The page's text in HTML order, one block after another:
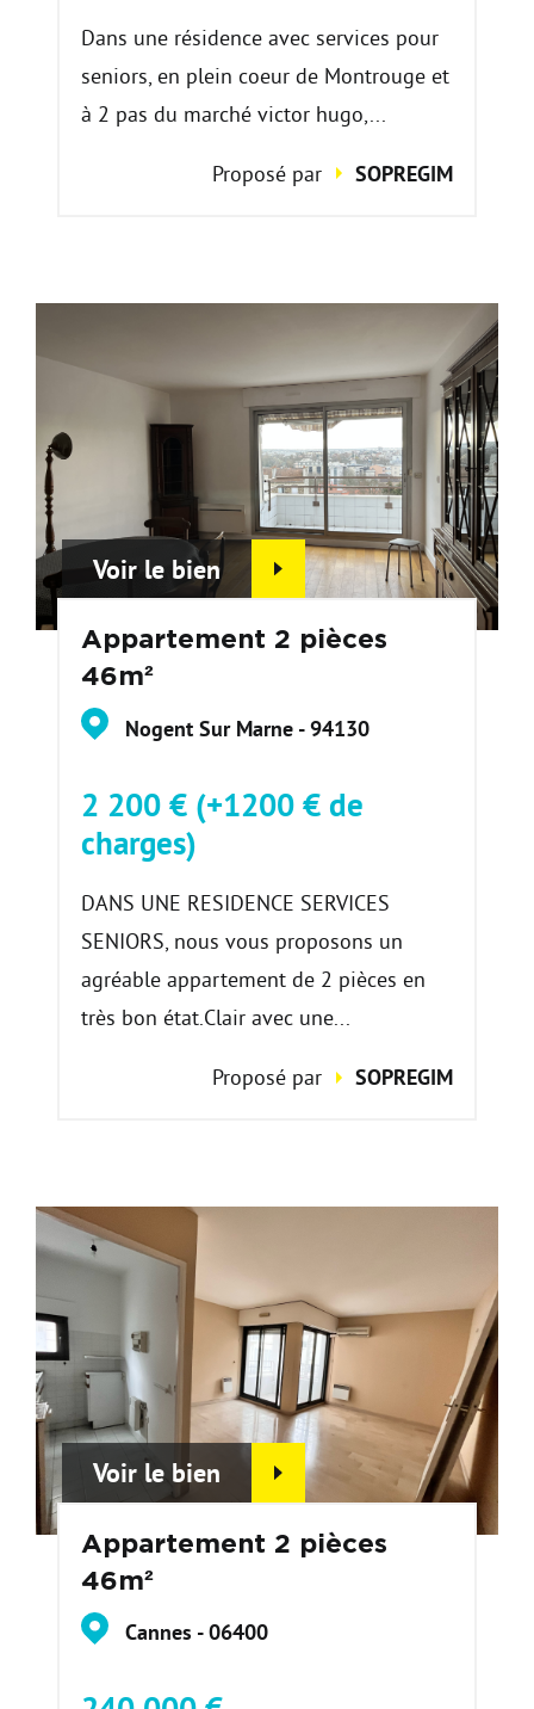
Dans une résidence avec services pour
seniors, en plein coeur de Montrouge et
à 2 pas du marché victor hugo,...
Proposé par SOPREGIM
Voir le bien
Appartement 2 pièces
46m²
Nogent Sur Marne - 94130
2 200 € (+1200 € de
charges)
DANS UNE RESIDENCE SERVICES
SENIORS, nous vous proposons un
agréable appartement de 2 pièces en
très bon état.Clair avec une...
Proposé par SOPREGIM
Voir le bien
Appartement 2 pièces
46m²
Cannes - 06400